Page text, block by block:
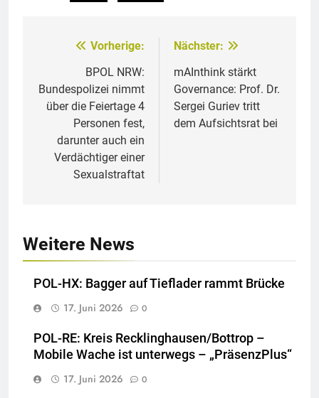
Beitragsnavigation
Vorherige:
BPOL NRW:
Bundespolizei nimmt
über die Feiertage 4
Personen fest,
darunter auch ein
Verdächtiger einer
Sexualstraftat
Nächster:
mAInthink stärkt
Governance: Prof. Dr.
Sergei Guriev tritt
dem Aufsichtsrat bei
Weitere News
POL-HX: Bagger auf Tieflader rammt Brücke
17. Juni 2026
0
POL-RE: Kreis Recklinghausen/Bottrop –
Mobile Wache ist unterwegs – „PräsenzPlus“
17. Juni 2026
0